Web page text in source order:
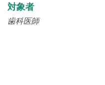
対象者
歯科医師